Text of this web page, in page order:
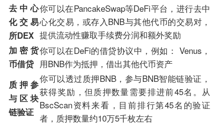
去中心
化交易
所DEX
你可以在PancakeSwap等DeFi平台，进行去中
心化交易，或存入BNB与其他代币的交易对，
提供流动性赚取手续费分润和额外奖励
加密货
币借贷
你可以在DeFi的借贷协议中，例如： Venus，
用BNB作为抵押，借出其他代币资产
质押参
与区块
链验证
你可以透过质押BNB，参与BNB智能链验证，
获得奖励，但质押数量需要排进前45名。从
BscScan资料来看，目前排行第45名的验证
者，质押数量约10万5千枚左右